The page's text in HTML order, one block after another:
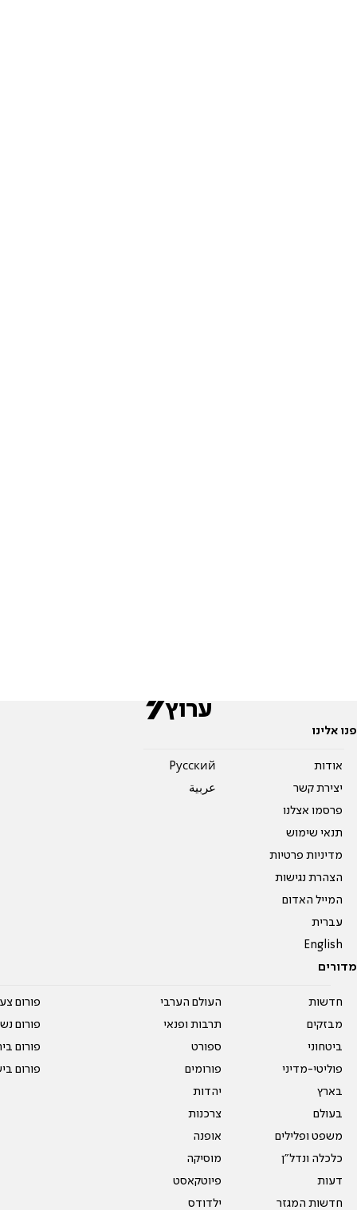
פנו אלינו
אודות
יצירת קשר
פרסמו אצלנו
תנאי שימוש
מדיניות פרטיות
הצהרת נגישות
המייל האדום
עברית
English
Pусский
عربية
מדורים
חדשות
מבזקים
ביטחוני
פוליטי-מדיני
בארץ
בעולם
משפט ופלילים
כלכלה ונדל"ן
דעות
חדשות המגזר
העולם הערבי
תרבות ופנאי
ספורט
פורומים
יהדות
צרכנות
אופנה
מוסיקה
פיוטקאסט
ילדודס
פורום
פורום
פורום
פורום